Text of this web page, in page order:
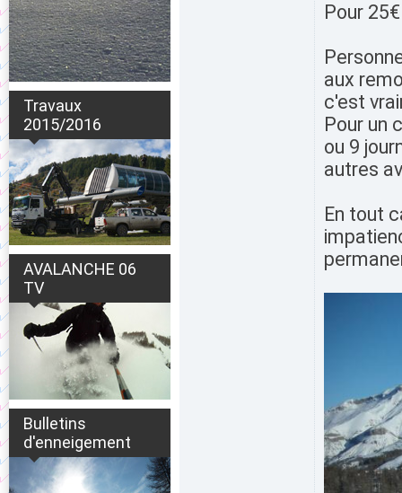
Travaux
2015/2016
AVALANCHE 06
TV
Bulletins
d'enneigement
Pour
aux
c'est
Pour un
ou 9
autres
En tout